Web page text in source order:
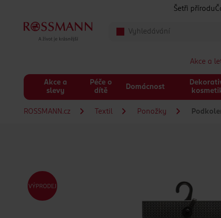
Šetři přírodu
Akce a
Akce a
slevy
Péče o
dítě
Domácnost
ROSSMANN.cz Textil Ponožky